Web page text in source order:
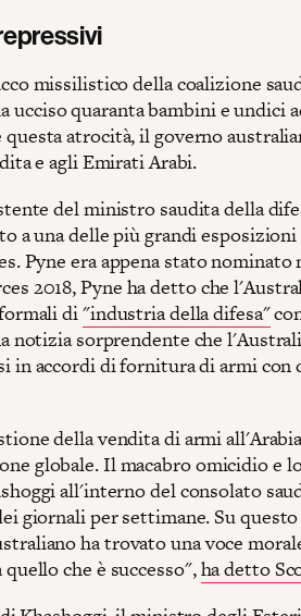
missilistico della coalizione
ucciso quaranta bambini e undici
atrocità, il governo
e agli Emirati Arabi.
del ministro saudita della
a una delle più grandi
Pyne era appena stato
2018, Pyne ha detto che
di"industria della difesa"
notizia sorprendente che
in accordi di fornitura di armi con
della vendita di armi
globale. Il macabro omicidio e
all'interno del consolato
giornali per settimane. Su
ha trovato una voce
che è successo",ha detto